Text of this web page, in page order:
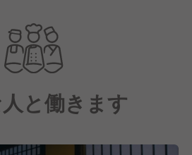
ら、「くいもの屋わん」ならで
モダンな創作料理を提供。
ジナルメニューもあるので、お
んでいただける豊富なメニュー
調！
と働きます